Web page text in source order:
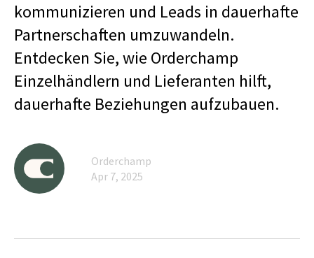
kommunizieren und Leads in dauerhafte
Partnerschaften umzuwandeln.
Entdecken Sie, wie Orderchamp
Einzelhändlern und Lieferanten hilft,
dauerhafte Beziehungen aufzubauen.
Orderchamp
Apr 7, 2025